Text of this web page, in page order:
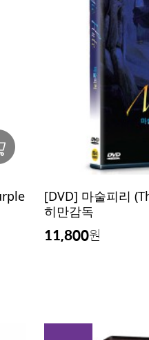
[DVD] 마술피리
히만감독
11,800원